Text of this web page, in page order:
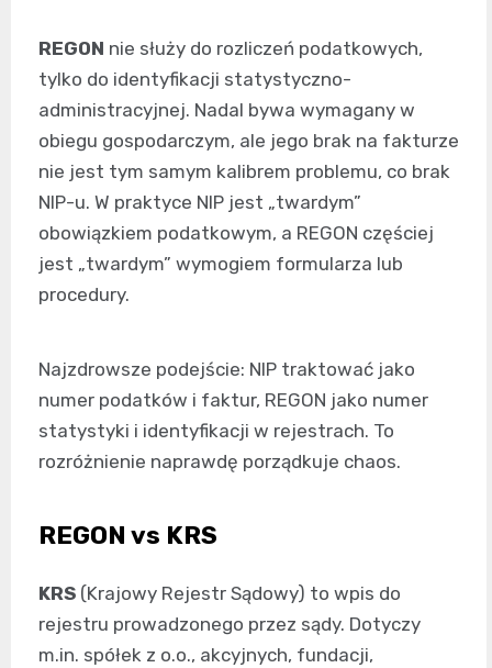
REGON nie służy do rozliczeń podatkowych,
tylko do identyfikacji statystyczno-
administracyjnej. Nadal bywa wymagany w
obiegu gospodarczym, ale jego brak na fakturze
nie jest tym samym kalibrem problemu, co brak
NIP-u. W praktyce NIP jest „twardym”
obowiązkiem podatkowym, a REGON częściej
jest „twardym” wymogiem formularza lub
procedury.
Najzdrowsze podejście: NIP traktować jako
numer podatków i faktur, REGON jako numer
statystyki i identyfikacji w rejestrach. To
rozróżnienie naprawdę porządkuje chaos.
REGON vs KRS
KRS (Krajowy Rejestr Sądowy) to wpis do
rejestru prowadzonego przez sądy. Dotyczy
m.in. spółek z o.o., akcyjnych, fundacji,